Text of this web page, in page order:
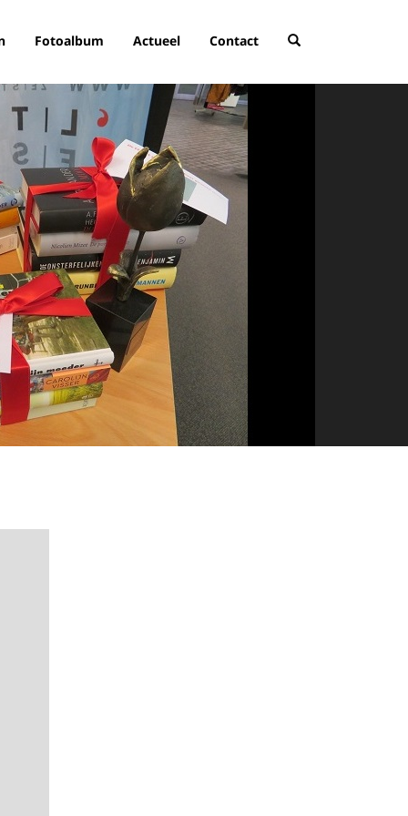
Fotoalbum Actueel Contact